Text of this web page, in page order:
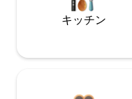
キッチン